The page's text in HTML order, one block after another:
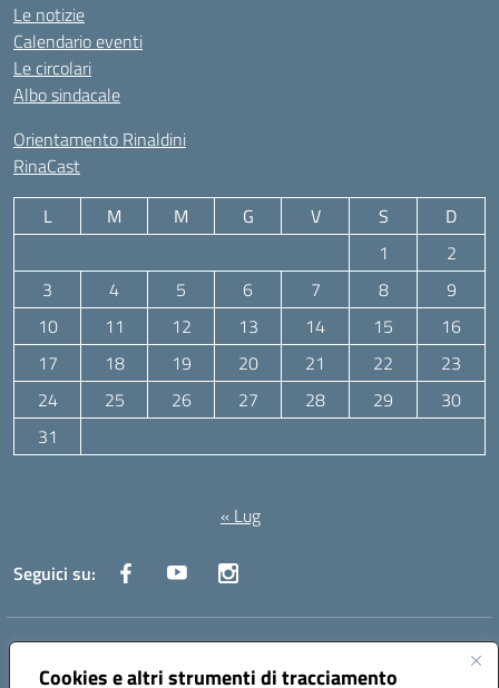
Cookies e altri strumenti di tracciamento
Le notizie
Calendario eventi
Le circolari
Albo sindacale
Orientamento Rinaldini
RinaCast
L M M G V S
D
1
2
3
4 5 6 7 8
9
10
11 12 13 14 15
16
17
18 19 20 21 22
23
24
25 26 27 28 29
30
31
« Lug
Seguici su:
Indirizzo:Via Canale 1, Ancona
Centralino:071 204723 Email:anpc010006@istruzione.it